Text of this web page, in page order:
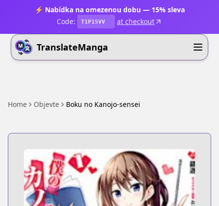
⚡ Nabídka na omezenou dobu — 15% sleva
Code:
T1P15VV at checkout
TranslateManga
Home Objevte Boku no Kanojo-sensei